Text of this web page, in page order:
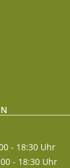
- 18:30 Uhr
- 18:30 Uhr